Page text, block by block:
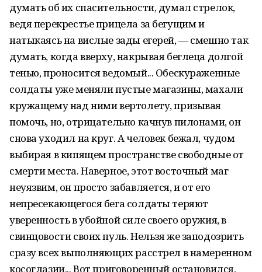
думать об их спасительности, думал стрелок,
ведя перекрестье прицела за бегущим и
натыкаясь на вислые зады егерей, — смешно так
думать, когда вверху, накрывая беглеца долгой
тенью, проносится ведомый... Обескураженные
солдаты уже меняли пустые магазины, махали
кружащему над ними вертолету, призывая
помочь, но, отрицательно качнув пилонами, он
снова уходил на круг. А человек бежал, чудом
выбирая в кипящем пространстве свободные от
смерти места. Наверное, этот восточный маг
неуязвим, он просто забавляется, и от его
непресекающегося бега солдаты теряют
уверенность в убойной силе своего оружия, в
свинцовости своих пуль. Нельзя же заподозрить
сразу всех выполняющих расстрел в намеренном
косоглазии... Вот приговоренный остановился,